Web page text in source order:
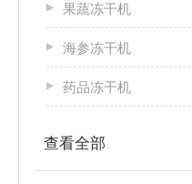
果蔬冻干机
海参冻干机
药品冻干机
查看全部